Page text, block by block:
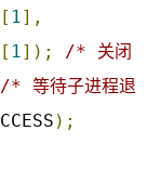
[ 1 ],
[ 1 ]);
/* 关闭
/* 等待子进程退
);